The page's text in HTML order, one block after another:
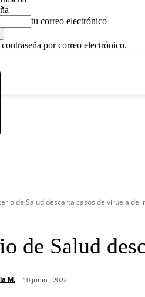
tu correo electrónico
por correo electrónico.
de Salud descarta casos de viruela del
de Salud
M. 10 junio , 2022